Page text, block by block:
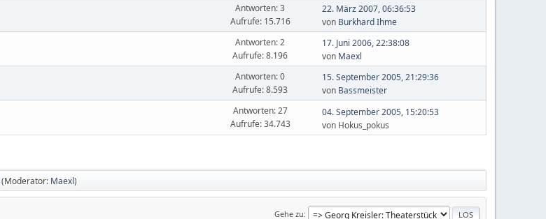
Antworten: 3
Aufrufe: 15.716
22. März 2007, 06:36:53
von Burkhard Ihme
Antworten: 2
Aufrufe: 8.196
17. Juni 2006, 22:38:08
von Maexl
Antworten: 0
Aufrufe: 8.593
15. September 2005, 21:29:36
von Bassmeister
Antworten: 27
Aufrufe: 34.743
04. September 2005, 15:20:53
von Hokus_pokus
(Moderator: Maexl)
Gehe zu